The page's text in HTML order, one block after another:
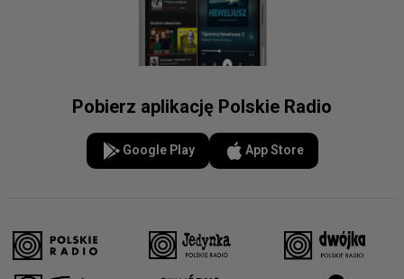
Pobierz aplikację Polskie Radio
Google Play App Store